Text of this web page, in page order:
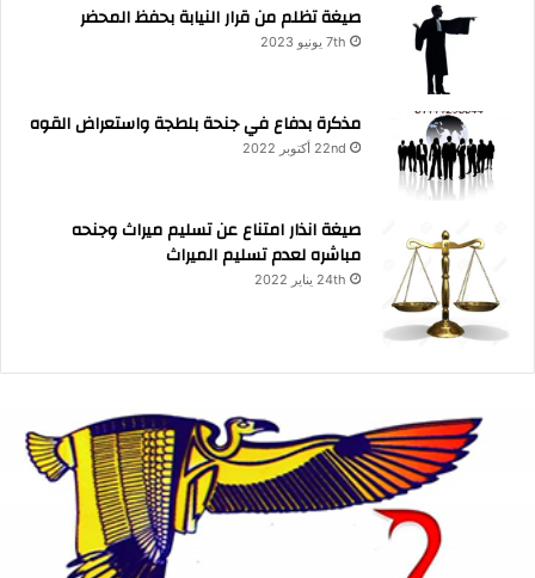
صيغة تظلم من قرار النيابة بحفظ المحضر
7th يونيو 2023
مذكرة بدفاع في جنحة بلطجة واستعراض القوه
22nd أكتوبر 2022
صيغة انذار امتناع عن تسليم ميراث وجنحه
مباشره لعدم تسليم الميراث
24th يناير 2022